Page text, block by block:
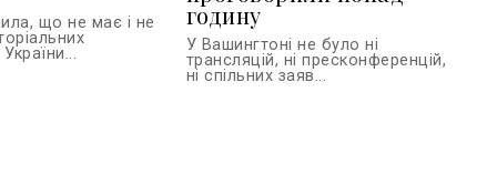
що не має і не
годину
У Вашингтоні не було ні
трансляцій, ні пресконференцій,
ні спільних заяв...